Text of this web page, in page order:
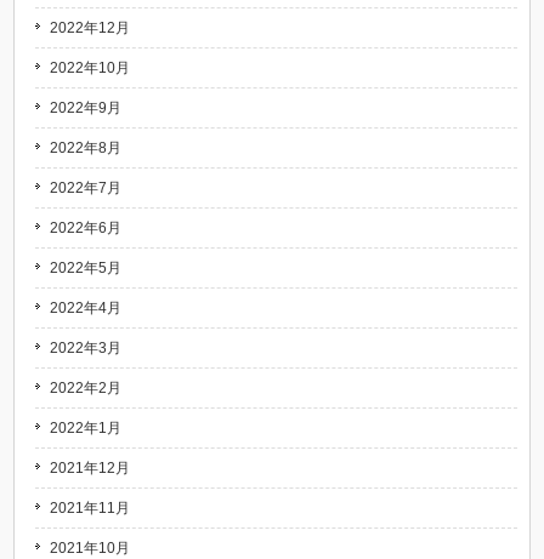
2022年12月
2022年10月
2022年9月
2022年8月
2022年7月
2022年6月
2022年5月
2022年4月
2022年3月
2022年2月
2022年1月
2021年12月
2021年11月
2021年10月